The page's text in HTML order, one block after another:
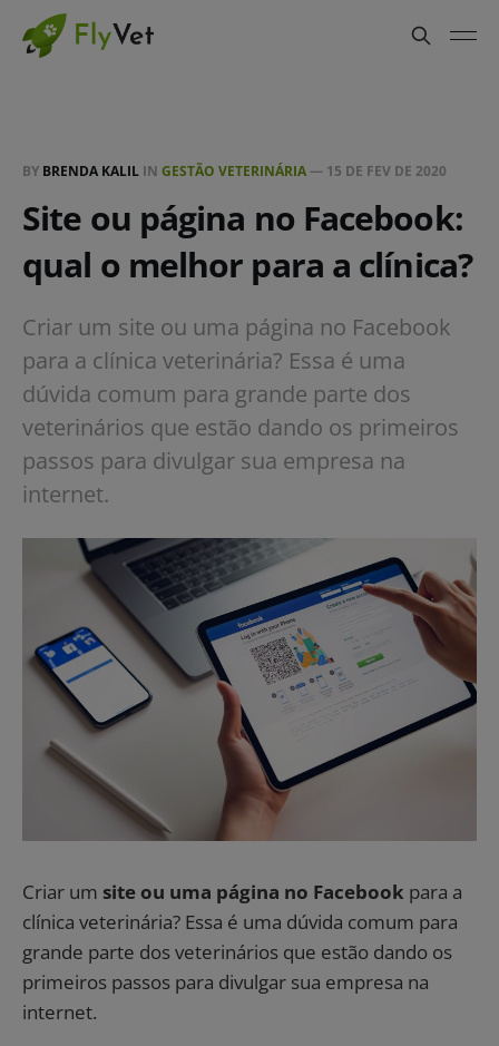
BY BRENDA KALIL IN GESTÃO VETERINÁRIA — 15 DE FEV DE 2020
Site ou página no Facebook:
qual o melhor para a clínica?
Criar um site ou uma página no Facebook
para a clínica veterinária? Essa é uma
dúvida comum para grande parte dos
veterinários que estão dando os primeiros
passos para divulgar sua empresa na
internet.
Criar um site ou uma página no Facebook para a
clínica veterinária? Essa é uma dúvida comum para
grande parte dos veterinários que estão dando os
primeiros passos para divulgar sua empresa na
internet.